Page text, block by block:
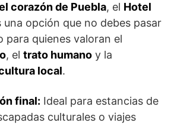
corazón de Puebla, el Hotel
una opción que no debes pasar
para quienes valoran el
, el trato humano y la
local.
final: Ideal para estancias de
culturales o viajes